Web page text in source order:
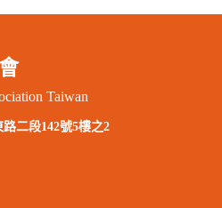
Taiwan
二段142號5樓之2